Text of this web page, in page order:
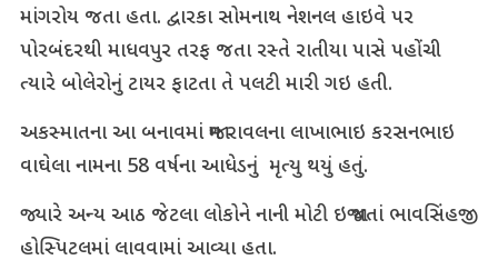
માંગરોય જતા હતા. દ્વારકા સોમનાથ નેશનલ હાઇવે પર
પોરબંદરથી માધવપુર તરફ જતા રસ્તે રાતીયા પાસે પહોંચી
ત્યારે બોલેરોનું ટાયર ફાટતા તે પલટી મારી ગઇ હતી.
અકસ્માતના આ બનાવમાં જામ રાવલના લાખાભાઇ કરસનભાઇ
વાઘેલા નામના 58 વર્ષના આધેડનું મૃત્યુ થયું હતું.
જ્યારે અન્ય આઠ જેટલા લોકોને નાની મોટી ઇજા થતાં ભાવસિંહજી
હોસ્પિટલમાં લાવવામાં આવ્યા હતા.